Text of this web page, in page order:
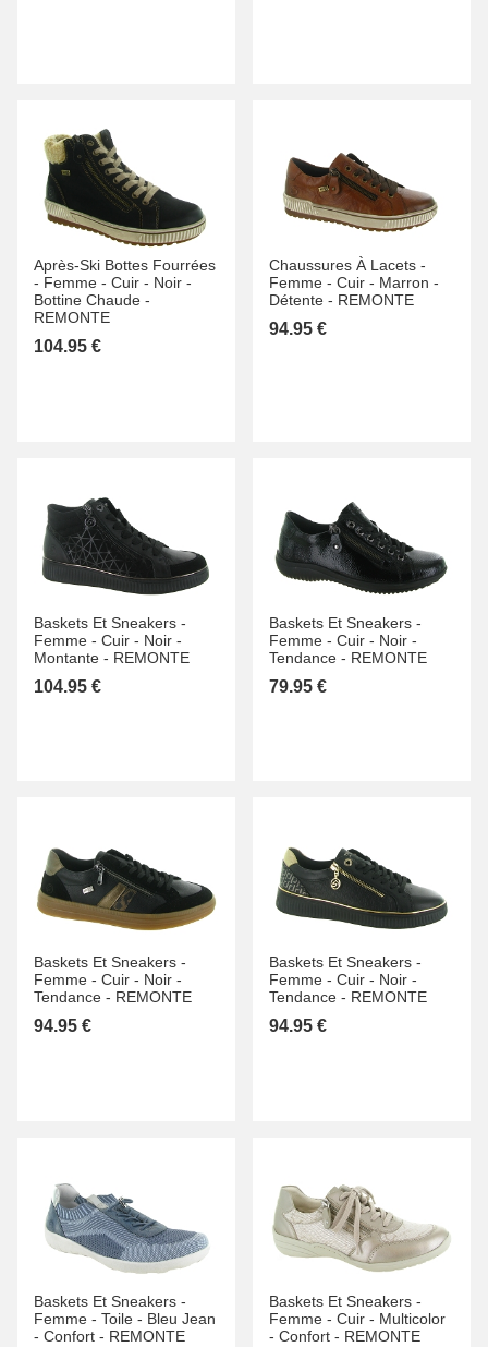
Après-Ski Bottes Fourrées
- Femme - Cuir - Noir -
Bottine Chaude -
REMONTE
104.95 €
Chaussures À Lacets -
Femme - Cuir - Marron -
Détente - REMONTE
94.95 €
Baskets Et Sneakers -
Femme - Cuir - Noir -
Montante - REMONTE
104.95 €
Baskets Et Sneakers -
Femme - Cuir - Noir -
Tendance - REMONTE
79.95 €
Baskets Et Sneakers -
Femme - Cuir - Noir -
Tendance - REMONTE
94.95 €
Baskets Et Sneakers -
Femme - Cuir - Noir -
Tendance - REMONTE
94.95 €
Baskets Et Sneakers -
Femme - Toile - Bleu Jean
- Confort - REMONTE
Baskets Et Sneakers -
Femme - Cuir - Multicolor
- Confort - REMONTE